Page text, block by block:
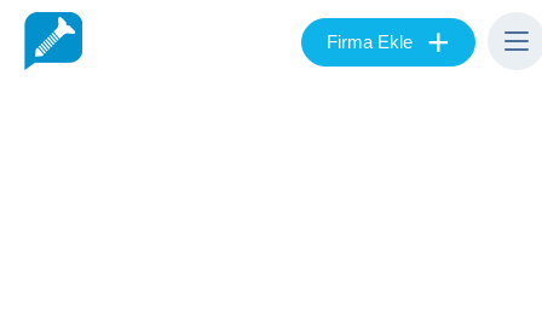
Firma Ekle +